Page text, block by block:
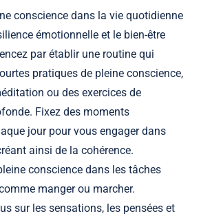
conscience dans la vie quotidienne
émotionnelle et le bien-être
par établir une routine qui
pratiques de pleine conscience,
ou des exercices de
Fixez des moments
jour pour vous engager dans
ainsi de la cohérence.
conscience dans les tâches
manger ou marcher.
sur les sensations, les pensées et